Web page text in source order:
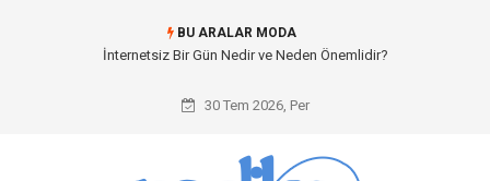
BU ARALAR MODA
İnternetsiz Bir Gün Nedir ve Neden Önemlidir?
30 Tem 2026, Per